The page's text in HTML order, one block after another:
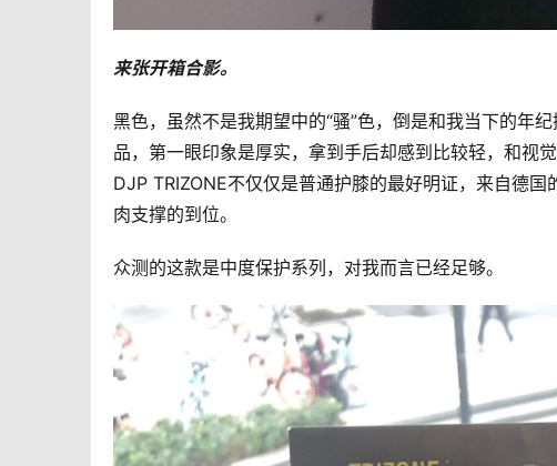
来张开箱合影。
黑色，虽然不是我期望中的“骚”色，倒是和我当下的
品，第一眼印象是厚实，拿到手后却感到比较轻，和视
DJP TRIZONE不仅仅是普通护膝的最好明证，来自德
肉支撑的到位。
众测的这款是中度保护系列，对我而言已经足够。